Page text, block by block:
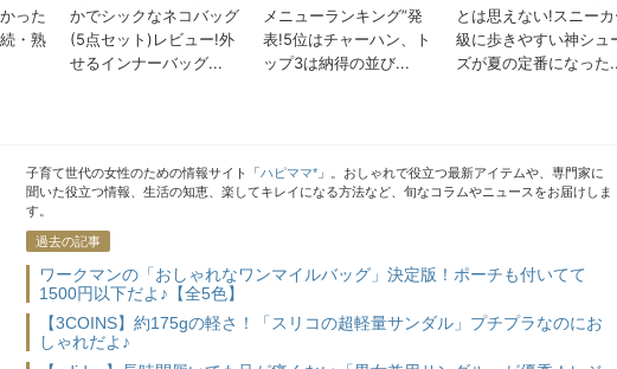
ハピママ*
子育て世代の女性のための情報サイト「ハピママ* 」。おしゃれで役立つ最新アイテムや、専門家に
聞いた役立つ情報、生活の知恵、楽してキレイになる方法など、旬なコラムやニュースをお届けしま
す。
過去の記事
ワークマンの「おしゃれなワンマイルバッグ」決定版！ポーチも付いてて
1500円以下だよ♪【全5色】
【3COINS】約175gの軽さ！「スリコの超軽量サンダル」プチプラなのにお
しゃれだよ♪